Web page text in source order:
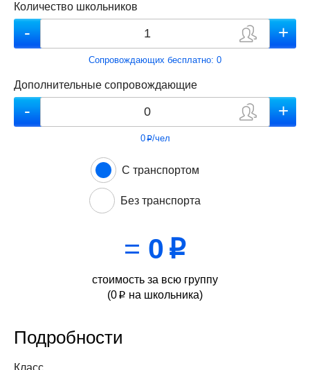
Количество школьников
Сопровождающих бесплатно: 0
Дополнительные сопровождающие
0p/чел
С транспортом
Без транспорта
= 0 p
стоимость за всю группу
(0 p на школьника)
Подробности